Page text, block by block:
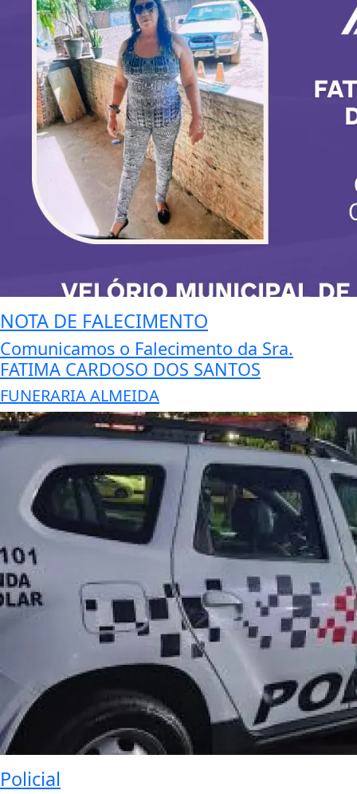
NOTA DE FALECIMENTO
Comunicamos o Falecimento da Sra.
FATIMA CARDOSO DOS SANTOS
FUNERARIA ALMEIDA
Policial